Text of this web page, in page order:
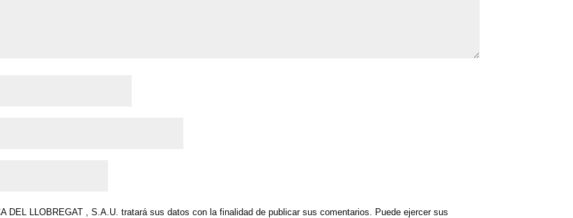
DEL LLOBREGAT , S.A.U. tratará sus datos con la finalidad de publicar sus comentarios. Puede ejercer sus